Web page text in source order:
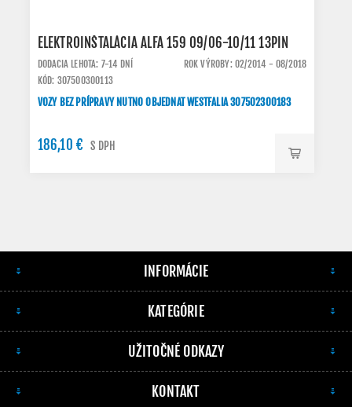
ELEKTROINŠTALÁCIA ALFA 159 09/06-10/11 13PIN
DODACIA LEHOTA: 7-14 DNÍ
ROK VÝROBY: 02/2014 - 08/2018
KÓD: 307500300113
VOZY BEZ PRÍPRAVY NUTNO OBJEDNAT WESTFALIA 307502300183
186,10 € S DPH
INFORMÁCIE
KATEGÓRIE
UŽITOČNÉ ODKAZY
KONTAKT